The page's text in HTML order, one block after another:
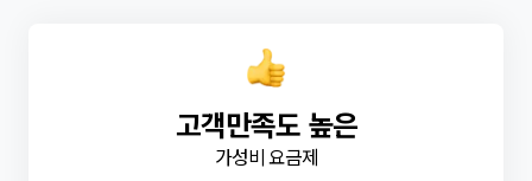
고객만족도 높은
가성비 요금제